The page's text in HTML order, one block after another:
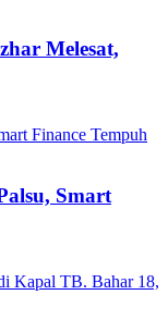
Melesat,
Smart